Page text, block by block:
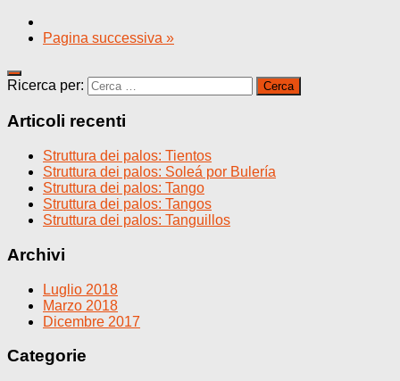
Pagina successiva »
Ricerca per:
Articoli recenti
Struttura dei palos: Tientos
Struttura dei palos: Soleá por Bulería
Struttura dei palos: Tango
Struttura dei palos: Tangos
Struttura dei palos: Tanguillos
Archivi
Luglio 2018
Marzo 2018
Dicembre 2017
Categorie